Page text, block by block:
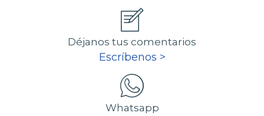
Déjanos tus comentarios
Escríbenos >
Whatsapp